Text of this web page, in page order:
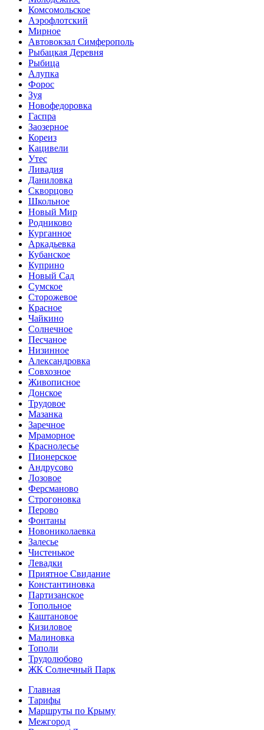
Комсомольское
Аэрофлотский
Мирное
Автовокзал Симферополь
Рыбацкая Деревня
Рыбица
Алупка
Форос
Зуя
Новофедоровка
Гаспра
Заозерное
Кореиз
Кацивели
Утес
Ливадия
Даниловка
Скворцово
Школьное
Новый Мир
Родниково
Курганное
Аркадьевка
Кубанское
Куприно
Новый Сад
Сумское
Сторожевое
Красное
Чайкино
Солнечное
Песчаное
Низинное
Александровка
Совхозное
Живописное
Донское
Трудовое
Мазанка
Заречное
Мраморное
Краснолесье
Пионерское
Андрусово
Лозовое
Ферсманово
Строгоновка
Перово
Фонтаны
Новониколаевка
Залесье
Чистенькое
Левадки
Приятное Свидание
Константиновка
Партизанское
Топольное
Каштановое
Кизиловое
Малиновка
Тополи
Трудолюбово
ЖК Солнечный Парк
Главная
Тарифы
Маршруты по Крыму
Межгород